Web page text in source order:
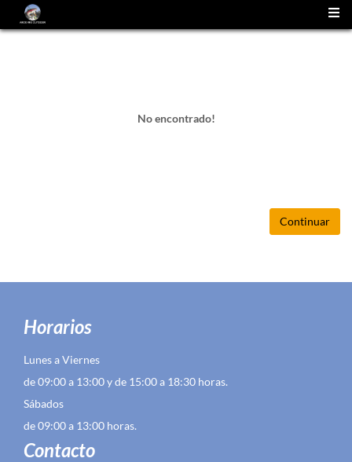
No encontrado!
Continuar
Horarios
Lunes a Viernes
de 09:00 a 13:00 y de 15:00 a 18:30 horas.
Sábados
de 09:00 a 13:00 horas.
Contacto